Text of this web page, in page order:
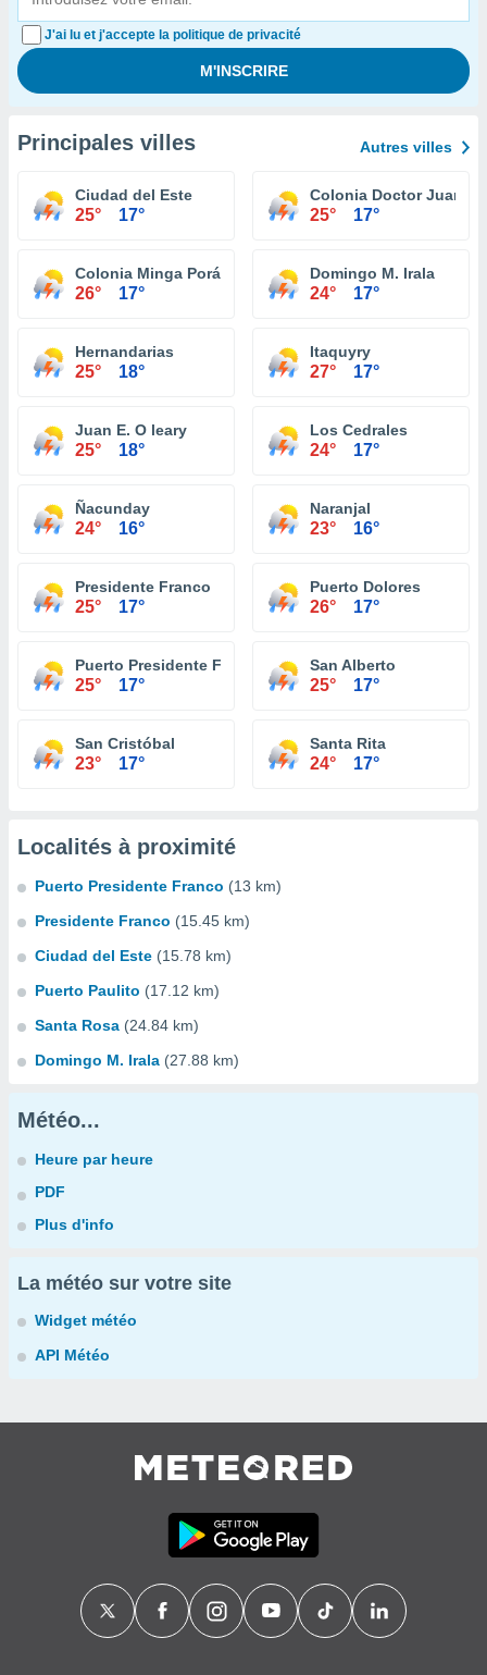
J'ai lu et j'accepte la politique de privacité
Principales villes Autres villes
Ciudad del Este
25° 17°
Colonia Doctor Juan
25° 17°
Colonia Minga Porá
26° 17°
Domingo M. Irala
24° 17°
Hernandarias
25° 18°
Itaquyry
27° 17°
Juan E. O leary
25° 18°
Los Cedrales
24° 17°
Ñacunday
24° 16°
Naranjal
23° 16°
Presidente Franco
25° 17°
Puerto Dolores
26° 17°
Puerto Presidente Franco
25° 17°
San Alberto
25° 17°
San Cristóbal
23° 17°
Santa Rita
24° 17°
Localités à proximité
Puerto Presidente Franco (13 km)
Presidente Franco (15.45 km)
Ciudad del Este (15.78 km)
Puerto Paulito (17.12 km)
Santa Rosa (24.84 km)
Domingo M. Irala (27.88 km)
Météo...
Heure par heure
PDF
Plus d'info
La météo sur votre site
Widget météo
API Météo